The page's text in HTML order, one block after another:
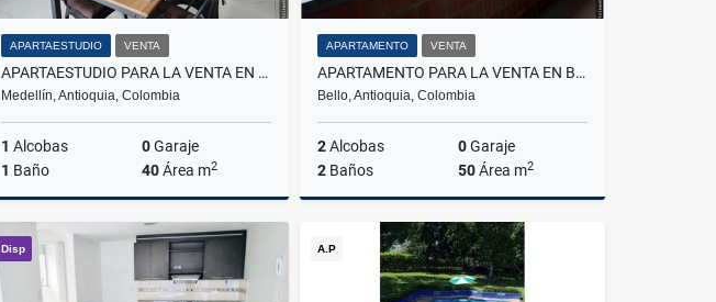
APARTAESTUDIO VENTA
APARTAESTUDIO PARA LA VENTA EN SAN DIEGO
Medellín, Antioquia, Colombia
1 Alcobas 0Garaje
1 Baño 40Área m2
Venta
$350.000.000
APARTAMENTO VENTA
APARTAMENTO PARA LA VENTA EN BELLO LOS BUCAROS
Bello, Antioquia, Colombia
2Alcobas 0Garaje
2 Baños 50Área m2
$235.000.000
Disp A.P